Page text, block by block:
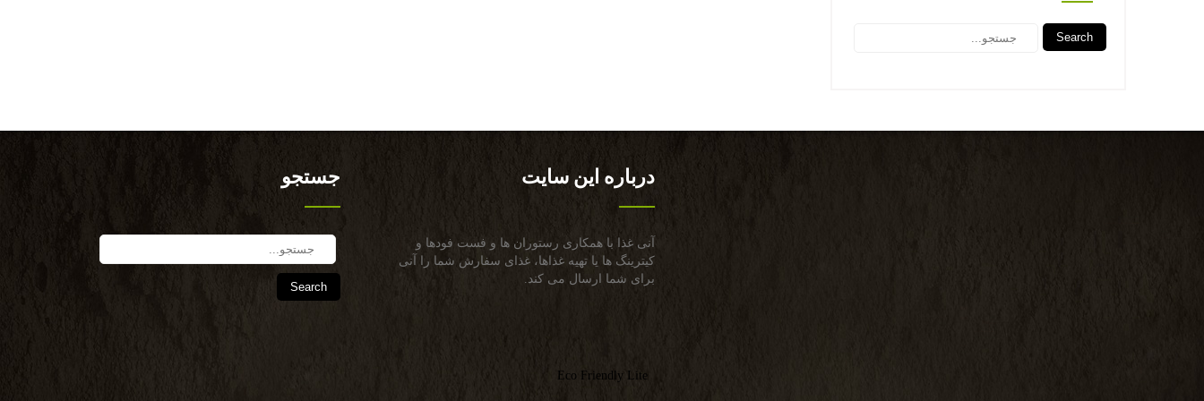
Search
جستجو
Search
درباره این سایت
آنی غذا با همكاری رستوران ها و فست فودها و
كیترینگ ها یا تهیه غذاها، غذای سفارش شما را آنی
برای شما ارسال می كند.
Eco Friendly Lite